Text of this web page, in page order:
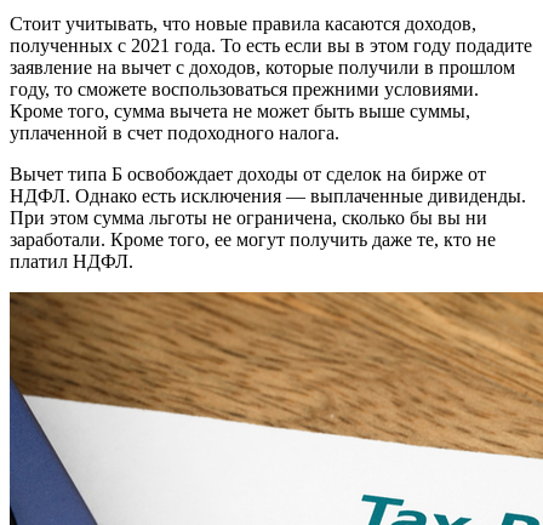
Стоит учитывать, что новые правила касаются доходов,
полученных с 2021 года. То есть если вы в этом году подадите
заявление на вычет с доходов, которые получили в прошлом
году, то сможете воспользоваться прежними условиями.
Кроме того, сумма вычета не может быть выше суммы,
уплаченной в счет подоходного налога.
Вычет типа Б освобождает доходы от сделок на бирже от
НДФЛ. Однако есть исключения — выплаченные дивиденды.
При этом сумма льготы не ограничена, сколько бы вы ни
заработали. Кроме того, ее могут получить даже те, кто не
платил НДФЛ.